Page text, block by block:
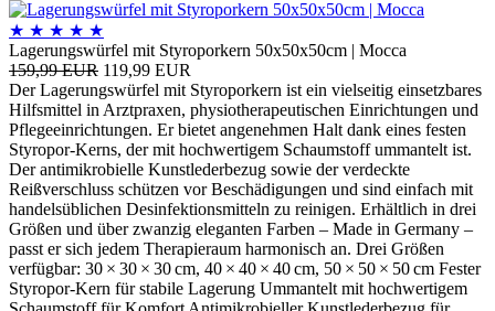
★ ★ ★ ★ ★
Lagerungswürfel mit Styroporkern 50x50x50cm | Mocca
159,99 EUR 119,99 EUR
Der Lagerungswürfel mit Styroporkern ist ein vielseitig einsetzbares
Hilfsmittel in Arztpraxen, physiotherapeutischen Einrichtungen und
Pflegeeinrichtungen. Er bietet angenehmen Halt dank eines festen
Styropor-Kerns, der mit hochwertigem Schaumstoff ummantelt ist.
Der antimikrobielle Kunstlederbezug sowie der verdeckte
Reißverschluss schützen vor Beschädigungen und sind einfach mit
handelsüblichen Desinfektionsmitteln zu reinigen. Erhältlich in drei
Größen und über zwanzig eleganten Farben – Made in Germany –
passt er sich jedem Therapieraum harmonisch an. Drei Größen
verfügbar: 30 × 30 × 30 cm, 40 × 40 × 40 cm, 50 × 50 × 50 cm Fester
Styropor-Kern für stabile Lagerung Ummantelt mit hochwertigem